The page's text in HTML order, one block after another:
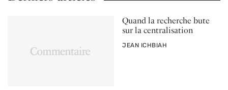
Quand la recherche bute
sur la centralisation
PAR
JEAN ICHBIAH